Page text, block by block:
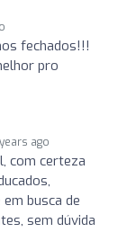
fechados!!!
pro
ago
com certeza
busca de
sem dúvida